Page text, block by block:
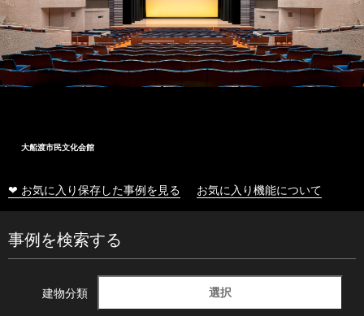
大船渡市民文化会館
❤ お気に入り保存した事例を見る お気に入り機能について
事例を検索する
建物分類 選択